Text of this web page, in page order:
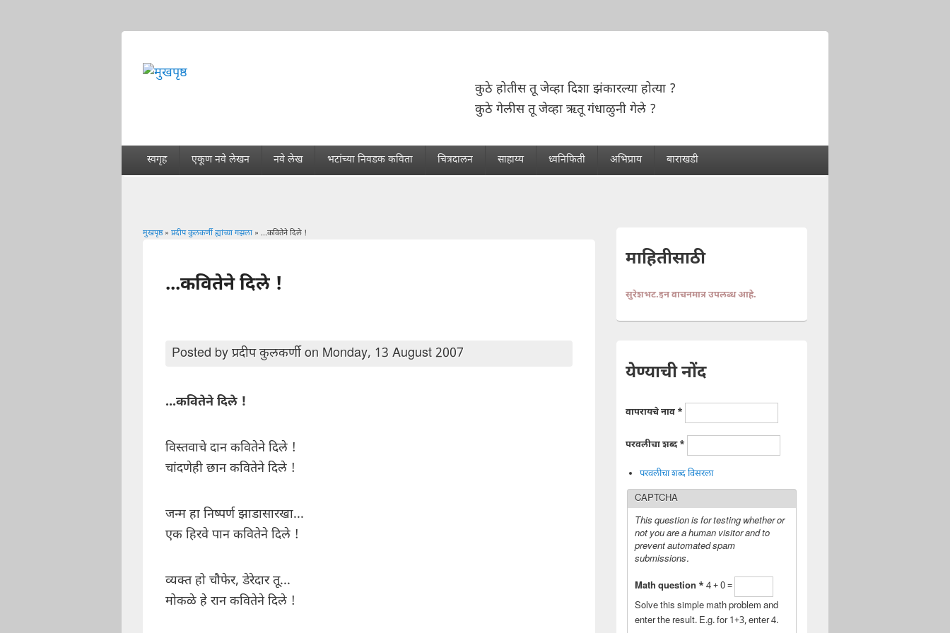
कुठे होतीस तू जेव्हा दिशा झंकारल्या होत्या ?
कुठे गेलीस तू जेव्हा ऋतू गंधाळुनी गेले ?
स्वगृह एकूण नवे लेखन नवे लेख भटांच्या निवडक कविता चित्रदालन साहाय्य ध्वनिफिती अभिप्राय बाराखडी
मुखपृष्ठ» प्रदीप कुलकर्णी ह्यांच्या गझला » ...कवितेने दिले !
...कवितेने दिले !
Posted by प्रदीप कुलकर्णी on Monday, 13 August 2007
...कवितेने दिले !
विस्तवाचे दान कवितेने दिले !
चांदणेही छान कवितेने दिले !
जन्म हा निष्पर्ण झाडासारखा...
एक हिरवे पान कवितेने दिले !
व्यक्त हो चौफेर, डेरेदार तू...
मोकळे हे रान कवितेने दिले !
माहितीसाठी
सुरेशभट.इन वाचनमात्र उपलब्ध आहे.
येण्याची नोंद
वापरायचे नाव *
परवलीचा शब्द*
परवलीचा शब्द विसरला
CAPTCHA
This question is for testing whether or
not you are a human visitor and to
prevent automated spam
submissions.
Math question * 4 + 0 =
Solve this simple math problem and
enter the result. E.g. for 1+3, enter 4.